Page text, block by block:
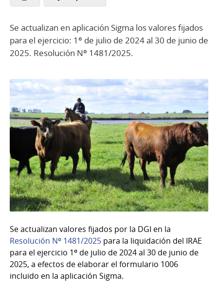
Se actualizan en aplicación Sigma los valores fijados
para el ejercicio: 1º de julio de 2024 al 30 de junio de
2025. Resolución Nº 1481/2025.
Se actualizan valores fijados por la DGI en la
Resolución Nº 1481/2025 para la liquidación del IRAE
para el ejercicio 1º de julio de 2024 al 30 de junio de
2025, a efectos de elaborar el formulario 1006
incluido en la aplicación Sigma.